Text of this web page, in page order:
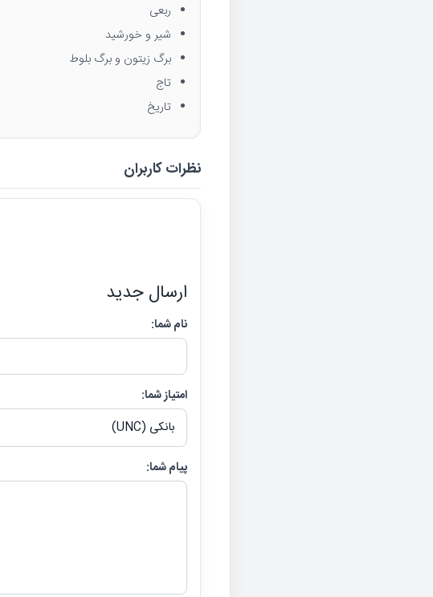
ربعی
شیر و خورشید
برگ زیتون و برگ بلوط
تاج
تاریخ
نظرات کاربران
ارسال جدید
نام شما:
امتیاز شما:
پیام شما: